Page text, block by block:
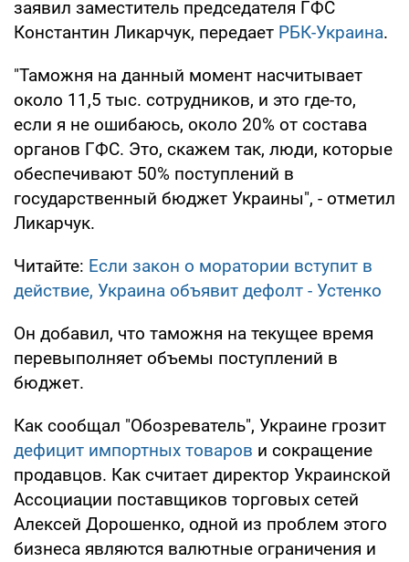
заявил заместитель председателя ГФС
Константин Ликарчук, передает РБК-Украина.
"Таможня на данный момент насчитывает
около 11,5 тыс. сотрудников, и это где-то,
если я не ошибаюсь, около 20% от состава
органов ГФС. Это, скажем так, люди, которые
обеспечивают 50% поступлений в
государственный бюджет Украины", - отметил
Ликарчук.
Читайте: Если закон о моратории вступит в
действие, Украина объявит дефолт - Устенко
Он добавил, что таможня на текущее время
перевыполняет объемы поступлений в
бюджет.
Как сообщал "Обозреватель", Украине грозит
дефицит импортных товаров и сокращение
продавцов. Как считает директор Украинской
Ассоциации поставщиков торговых сетей
Алексей Дорошенко, одной из проблем этого
бизнеса являются валютные ограничения и